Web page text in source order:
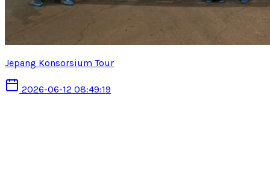
Jepang Konsorsium Tour
2026-06-12 08:49:19